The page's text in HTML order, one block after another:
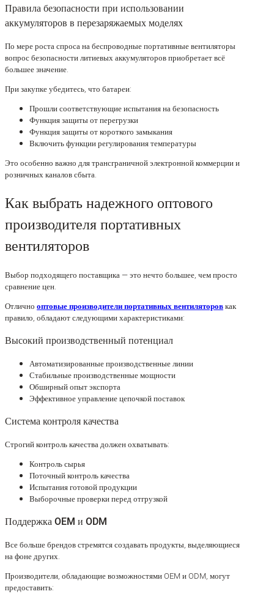
Правила безопасности при использовании
аккумуляторов в перезаряжаемых моделях
По мере роста спроса на беспроводные портативные вентиляторы
вопрос безопасности литиевых аккумуляторов приобретает всё
большее значение.
При закупке убедитесь, что батареи:
Прошли соответствующие испытания на безопасность
Функция защиты от перегрузки
Функция защиты от короткого замыкания
Включить функции регулирования температуры
Это особенно важно для трансграничной электронной коммерции и
розничных каналов сбыта.
Как выбрать надежного оптового
производителя портативных
вентиляторов
Выбор подходящего поставщика — это нечто большее, чем просто
сравнение цен.
Отлично оптовые производители портативных вентиляторовкак
правило, обладают следующими характеристиками:
Высокий производственный потенциал
Автоматизированные производственные линии
Стабильные производственные мощности
Обширный опыт экспорта
Эффективное управление цепочкой поставок
Система контроля качества
Строгий контроль качества должен охватывать:
Контроль сырья
Поточный контроль качества
Испытания готовой продукции
Выборочные проверки перед отгрузкой
Поддержка OEM и ODM
Все больше брендов стремятся создавать продукты, выделяющиеся
на фоне других.
Производители, обладающие возможностями OEM и ODM, могут
предоставить: